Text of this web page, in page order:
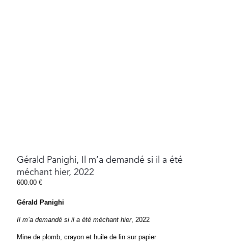
Gérald Panighi, Il m’a demandé si il a été
méchant hier, 2022
600.00 €
Gérald Panighi
Il m’a demandé si il a été méchant hier, 2022
Mine de plomb, crayon et huile de lin sur papier